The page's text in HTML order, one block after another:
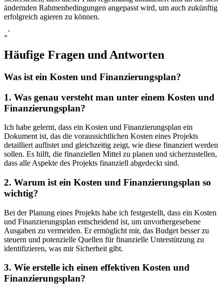
ändernden Rahmenbedingungen angepasst wird, um auch zukünftig
erfolgreich agieren⁢ zu können.
„`
Häufige Fragen und Antworten
Was⁣ ist ein Kosten und Finanzierungsplan?
1.⁤ Was‍ genau​ versteht man​ unter einem Kosten ⁤und
Finanzierungsplan?
Ich habe gelernt, dass ein Kosten und Finanzierungsplan ein
Dokument ist, das die voraussichtlichen Kosten⁤ eines Projekts
detailliert auflistet und gleichzeitig⁤ zeigt, wie​ diese finanziert ⁣werden
sollen. Es hilft, die ⁤finanziellen Mittel zu planen und ‍sicherzustellen,
dass alle Aspekte ‌des Projekts finanziell⁤ abgedeckt sind.
2. Warum ist ein Kosten und Finanzierungsplan so
wichtig?
Bei der ‌Planung eines ​Projekts habe ich festgestellt, ⁤dass⁣ ein Kosten​
und Finanzierungsplan entscheidend ist, um unvorhergesehene
Ausgaben zu vermeiden.⁣ Er ermöglicht mir, ⁢das Budget besser‍ zu
steuern und potenzielle ⁢Quellen für ⁣finanzielle Unterstützung zu
identifizieren, was mir Sicherheit gibt.
3. ‌Wie⁤ erstelle ‍ich einen effektiven Kosten und
Finanzierungsplan?